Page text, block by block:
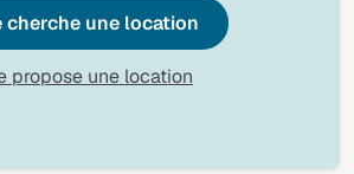
cherche une location
propose une location